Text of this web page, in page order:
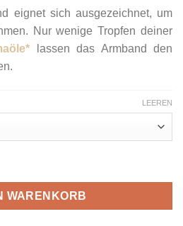
eignet sich ausgezeichnet, um
Nur wenige Tropfen deiner
lassen das Armband den
LEEREN
WARENKORB